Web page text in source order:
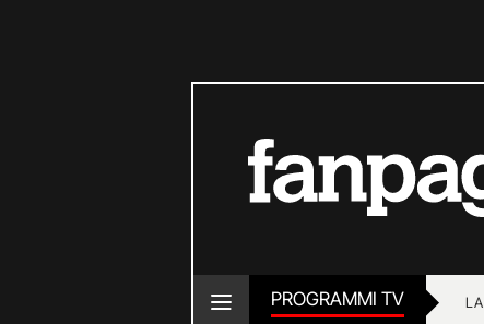
PROGRAMMI TV